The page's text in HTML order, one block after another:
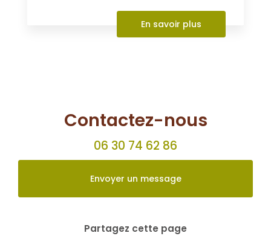
En savoir plus
Contactez-nous
06 30 74 62 86
Envoyer un message
Partagez cette page